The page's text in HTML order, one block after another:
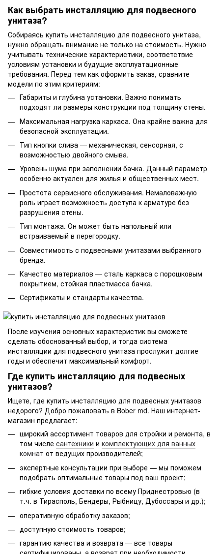
Как выбрать инсталляцию для подвесного
унитаза?
Собираясь купить инсталляцию для подвесного унитаза,
нужно обращать внимание не только на стоимость. Нужно
учитывать технические характеристики, соответствие
условиям установки и будущие эксплуатационные
требования. Перед тем как оформить заказ, сравните
модели по этим критериям:
Габариты и глубина установки. Важно понимать
подходят ли размеры конструкции под толщину стены.
Максимальная нагрузка каркаса. Она крайне важна для
безопасной эксплуатации.
Тип кнопки слива — механическая, сенсорная, с
возможностью двойного смыва.
Уровень шума при заполнении бачка. Данный параметр
особенно актуален для жилья и общественных мест.
Простота сервисного обслуживания. Немаловажную
роль играет возможность доступа к арматуре без
разрушения стены.
Тип монтажа. Он может быть напольный или
встраиваемый в перегородку.
Совместимость с подвесными унитазами выбранного
бренда.
Качество материалов — сталь каркаса с порошковым
покрытием, стойкая пластмасса бачка.
Сертификаты и стандарты качества.
После изучения основных характеристик вы сможете
сделать обоснованный выбор, и тогда система
инсталляции для подвесного унитаза прослужит долгие
годы и обеспечит максимальный комфорт.
Где купить инсталляцию для подвесных
унитазов?
Ищете, где купить инсталляцию для подвесных унитазов
недорого? Добро пожаловать в Bober md. Наш интернет-
магазин предлагает:
широкий ассортимент товаров для стройки и ремонта, в
том числе сантехники и комплектующих для ванных
комнат от ведущих производителей;
экспертные консультации при выборе — мы поможем
подобрать оптимальные товары под ваш проект;
гибкие условия доставки по всему Приднестровью (в
т.ч. в Тирасполь, Бендеры, Рыбницу, Дубоссары и др.);
оперативную обработку заказов;
доступную стоимость товаров;
гарантию качества и возврата — все товары